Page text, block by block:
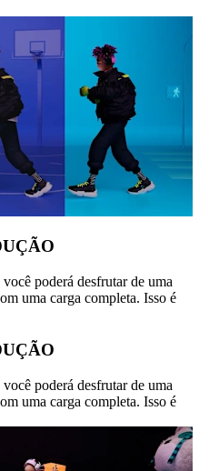
poderá desfrutar de uma
uma carga completa. Isso é
poderá desfrutar de uma
uma carga completa. Isso é